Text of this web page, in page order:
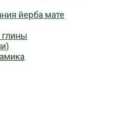
йерба мате
глины